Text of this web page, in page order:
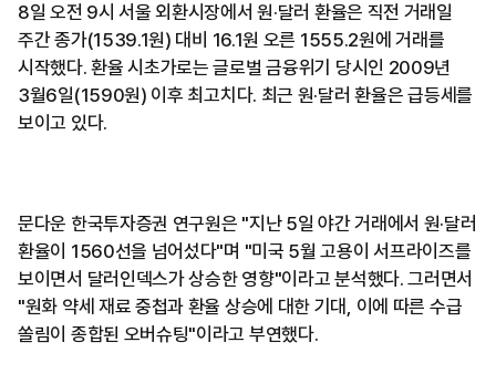
8일 오전 9시 서울 외환시장에서 원·달러 환율은 직전 거래일
주간 종가(1539.1원) 대비 16.1원 오른 1555.2원에 거래를
시작했다. 환율 시초가로는 글로벌 금융위기 당시인 2009년
3월6일(1590원) 이후 최고치다. 최근 원·달러 환율은 급등세를
보이고 있다.
문다운 한국투자증권 연구원은 "지난 5일 야간 거래에서 원·달러
환율이 1560선을 넘어섰다"며 "미국 5월 고용이 서프라이즈를
보이면서 달러인덱스가 상승한 영향"이라고 분석했다. 그러면서
"원화 약세 재료 중첩과 환율 상승에 대한 기대, 이에 따른 수급
쏠림이 종합된 오버슈팅"이라고 부연했다.